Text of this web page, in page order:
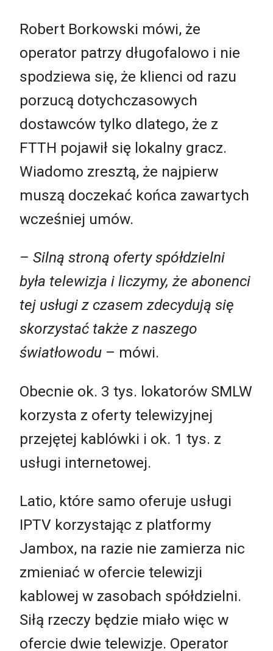
Robert Borkowski mówi, że
operator patrzy długofalowo i nie
spodziewa się, że klienci od razu
porzucą dotychczasowych
dostawców tylko dlatego, że z
FTTH pojawił się lokalny gracz.
Wiadomo zresztą, że najpierw
muszą doczekać końca zawartych
wcześniej umów.
– Silną stroną oferty spółdzielni
była telewizja i liczymy, że abonenci
tej usługi z czasem zdecydują się
skorzystać także z naszego
światłowodu – mówi.
Obecnie ok. 3 tys. lokatorów SMLW
korzysta z oferty telewizyjnej
przejętej kablówki i ok. 1 tys. z
usługi internetowej.
Latio, które samo oferuje usługi
IPTV korzystając z platformy
Jambox, na razie nie zamierza nic
zmieniać w ofercie telewizji
kablowej w zasobach spółdzielni.
Siłą rzeczy będzie miało więc w
ofercie dwie telewizje. Operator